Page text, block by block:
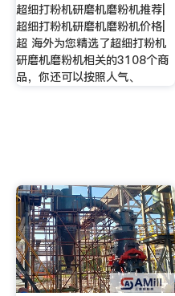
超细打粉机研磨机磨粉机推荐|
超细打粉机研磨机磨粉机价格|
超 海外为您精选了超细打粉机
研磨机磨粉机相关的3108个商
品，你还可以按照人气、